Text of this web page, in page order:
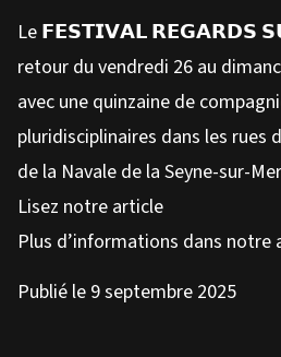
Le 𝗙𝗘𝗦𝗧𝗜𝗩𝗔𝗟 𝗥𝗘𝗚𝗔𝗥𝗗𝗦
retour du vendredi 26 au
avec une quinzaine de
pluridisciplinaires dans les rues
de la Navale de la Seyne-sur-
Lisez notre article
Plus d’informations dans notre
Publié le 9 septembre 2025